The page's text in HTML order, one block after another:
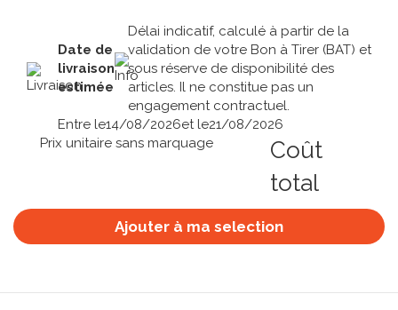
Date de
livraison
estimée
Délai indicatif, calculé à partir de la
validation de votre Bon à Tirer (BAT) et
sous réserve de disponibilité des
articles. Il ne constitue pas un
engagement contractuel.
Entre le14/08/2026et le21/08/2026
Prix unitaire sans marquage
Coût
total
Ajouter à ma selection